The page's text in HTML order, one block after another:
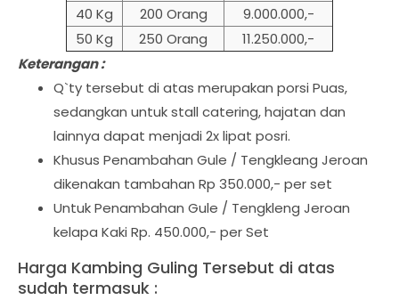
40 Kg
200 Orang
9.000.000,-
50 Kg
250 Orang
11.250.000,-
Keterangan :
Q`ty tersebut di atas merupakan porsi Puas,
sedangkan untuk stall catering, hajatan dan
lainnya dapat menjadi 2x lipat posri.
Khusus Penambahan Gule / Tengkleang Jeroan
dikenakan tambahan Rp 350.000,- per set
Untuk Penambahan Gule / Tengkleng Jeroan
kelapa Kaki Rp. 450.000,- per Set
Harga Kambing Guling Tersebut di atas
sudah termasuk :